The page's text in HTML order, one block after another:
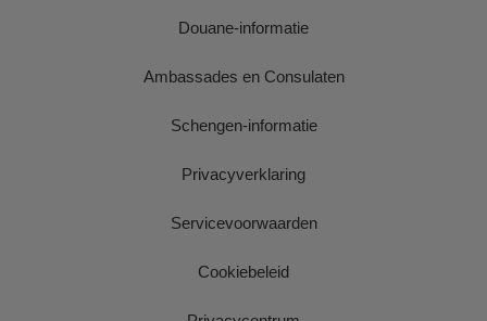
Douane-informatie
Ambassades en Consulaten
Schengen-informatie
Privacyverklaring
Servicevoorwaarden
Cookiebeleid